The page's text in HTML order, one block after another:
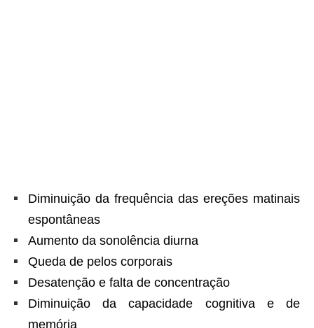
Diminuição da frequência das ereções matinais
espontâneas
Aumento da sonolência diurna
Queda de pelos corporais
Desatenção e falta de concentração
Diminuição da capacidade cognitiva e de
memória